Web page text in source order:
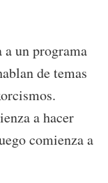
un programa
de temas
a hacer
comienza a